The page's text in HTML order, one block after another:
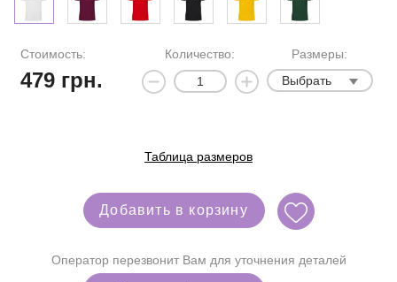
Стоимость:
479грн.
Количество:
Размеры:
Выбрать
Таблица размеров
Добавить в корзину
Оператор перезвонит Вам для уточнения деталей